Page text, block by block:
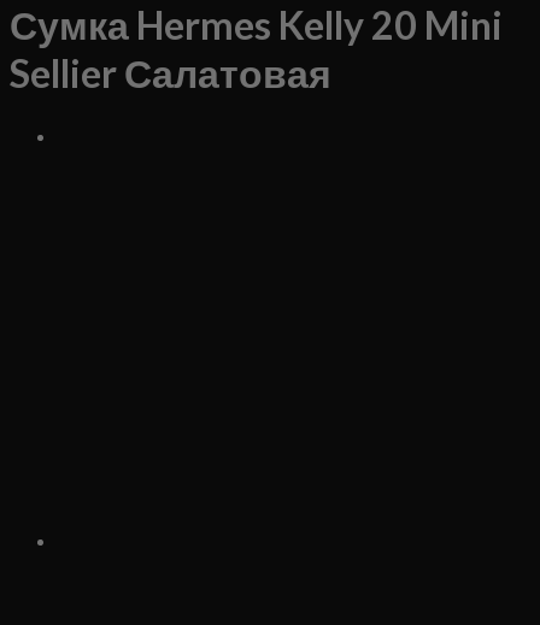
Сумка Hermes Kelly 20 Mini
Sellier Салатовая